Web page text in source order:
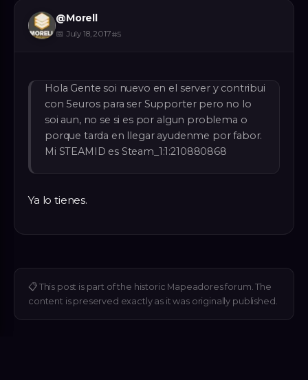
@Morell
📅 July 18, 2017#5
Hola Gente soi nuevo en el server y contribui
con 5euros para ser Supporter pero no lo
soi aun, no se si es por algun problema o
porque tarda en llegar ayudenme por fabor.
Mi STEAMID es Steam_1:1:210880868
Ya lo tienes.
📋 This post is part of the historic Mapeadores forum. The
content is preserved exactly as it was originally published.